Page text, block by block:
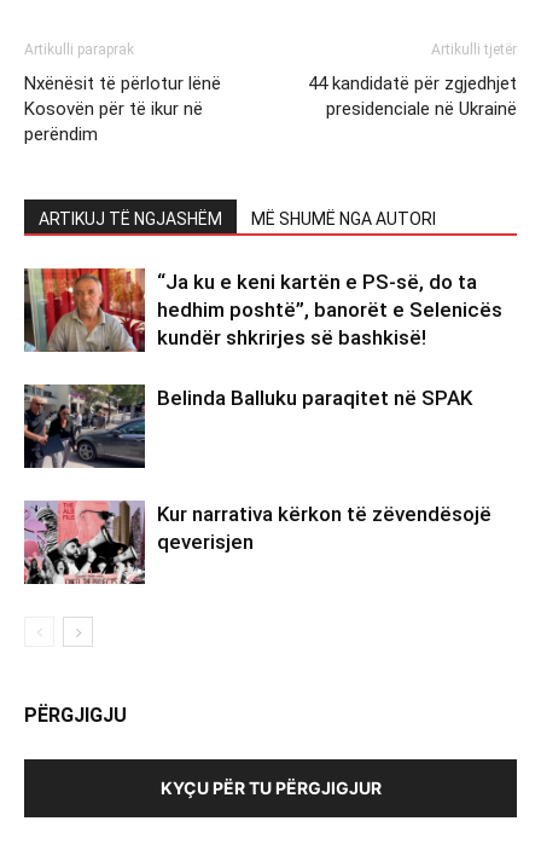
Artikulli paraprak
Nxënësit të përlotur lënë
Kosovën për të ikur në
perëndim
Artikulli tjetër
44 kandidatë për zgjedhjet
presidenciale në Ukrainë
ARTIKUJ TË NGJASHËM MË SHUMË NGA AUTORI
“Ja ku e keni kartën e PS-së, do ta
hedhim poshtë”, banorët e Selenicës
kundër shkrirjes së bashkisë!
Belinda Balluku paraqitet në SPAK
Kur narrativa kërkon të zëvendësojë
qeverisjen
PËRGJIGJU
KYÇU PËR TU PËRGJIGJUR